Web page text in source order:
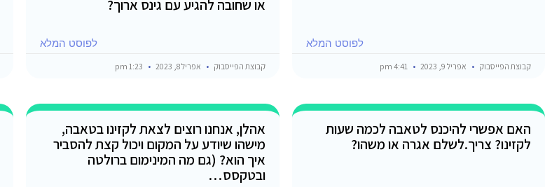
לפוסט המלא
קבוצת הפייסבוק אפריל 9, 2023
או שחובה להגיע עם גינס ארוך?
לפוסט המלא
קבוצת הפייסבוק אפריל 8, 2023
האם אפשרי להיכנס לטאבה לכמה שעות
לקזינו? צריך.לשלם אגרה או משהו?
אהלן, אנחנו רוצים לצאת לקזינו בטאבה,
מישהו שיודע על המקום ויכול קצת להסביר
איך הוא? (גם מה המינימום ברולטה
ובטקסס…